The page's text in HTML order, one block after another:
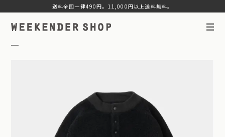
送料全国一律490円。11,000円以上送料無料。